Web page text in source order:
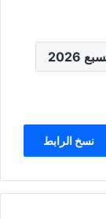
نسخ الرابط